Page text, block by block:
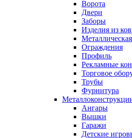
Ворота
Двери
Заборы
Изделия из
Ограждения
Профиль
Рекламные
Торговое
Трубы
Фурнитура
Ангары
Вышки
Гаражи
Детские